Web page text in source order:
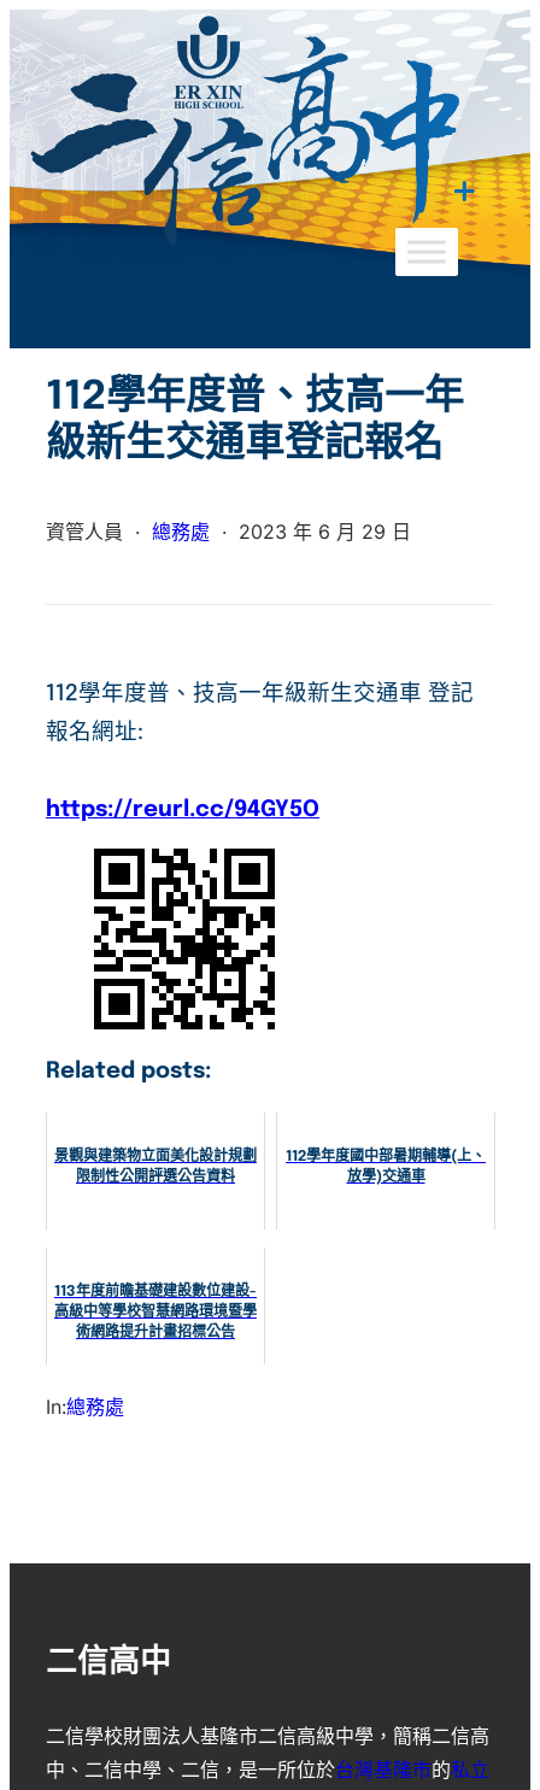
至
主
容
112學年度普、技高一年
級新生交通車登記報名
資管人員 · 總務處 · 2023 年 6 月 29 日
112學年度普、技高一年級新生交通車 登記
報名網址:
https://reurl.cc/94GY5O
Related posts:
景觀與建築物立面美化設計規劃
限制性公開評選公告資料
112學年度國中部暑期輔導(上、
放學)交通車
113年度前瞻基礎建設數位建設-
高級中等學校智慧網路環境暨學
術網路提升計畫招標公告
In:總務處
二信高中
二信學校財團法人基隆市二信高級中學 ，簡稱二信高
中 、 二信中學 、 二信 ，是一所位於台灣基隆市的私立